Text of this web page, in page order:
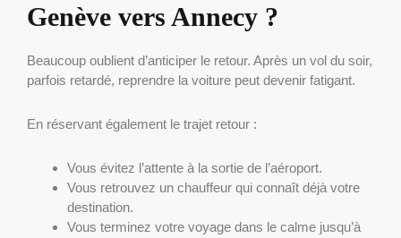
Genève vers Annecy ?
Beaucoup oublient d’anticiper le retour. Après un vol du soir,
parfois retardé, reprendre la voiture peut devenir fatigant.
En réservant également le trajet retour :
Vous évitez l’attente à la sortie de l’aéroport.
Vous retrouvez un chauffeur qui connaît déjà votre
destination.
Vous terminez votre voyage dans le calme jusqu’à